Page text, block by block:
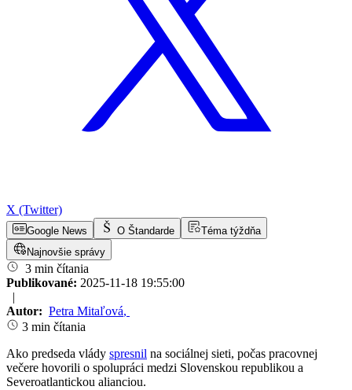
X (Twitter)
Google News O Štandarde
Téma týždňa
Najnovšie správy
3 min čítania
Publikované: 2025-11-18 19:55:00
|
Autor: Petra Mitaľová,
3 min čítania
Ako predseda vlády spresnil na sociálnej sieti, počas pracovnej
večere hovorili o spolupráci medzi Slovenskou republikou a
Severoatlantickou alianciou.